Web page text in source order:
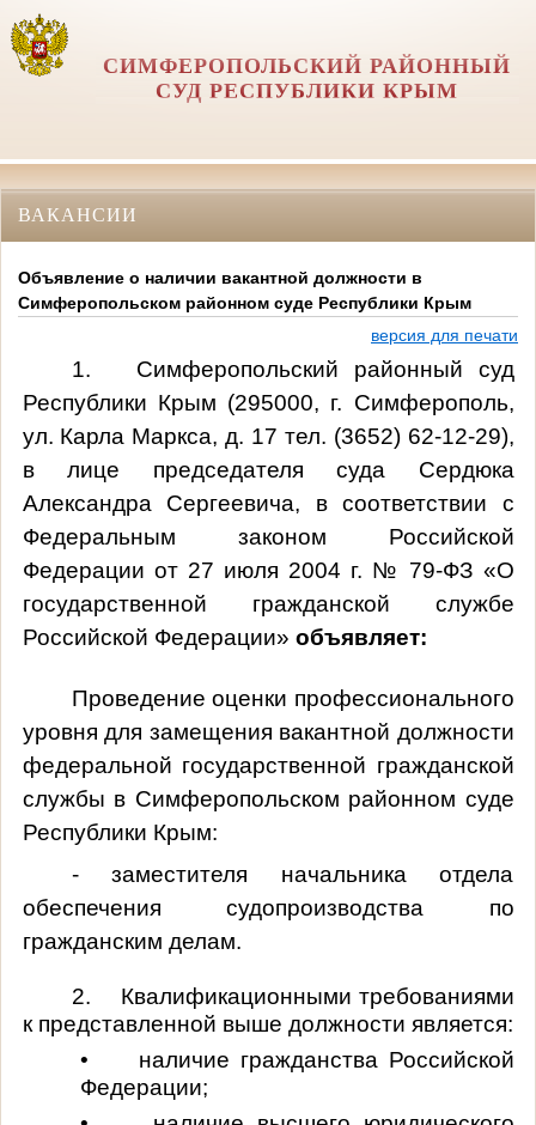
СИМФЕРОПОЛЬСКИЙ РАЙОННЫЙ
СУД РЕСПУБЛИКИ КРЫМ
ВАКАНСИИ
Объявление о наличии вакантной должности в
Симферопольском районном суде Республики Крым
версия для печати
1. Симферопольский районный суд
Республики Крым (295000, г. Симферополь,
ул. Карла Маркса, д. 17 тел. (3652) 62-12-29),
в лице председателя суда Сердюка
Александра Сергеевича, в соответствии с
Федеральным законом Российской
Федерации от 27 июля 2004 г. № 79-ФЗ «О
государственной гражданской службе
Российской Федерации» объявляет:
Проведение оценки профессионального
уровня для замещения вакантной должности
федеральной государственной гражданской
службы в Симферопольском районном суде
Республики Крым:
- заместителя начальника отдела
обеспечения судопроизводства по
гражданским делам.
2. Квалификационными требованиями
к представленной выше должности является:
• наличие гражданства Российской
Федерации;